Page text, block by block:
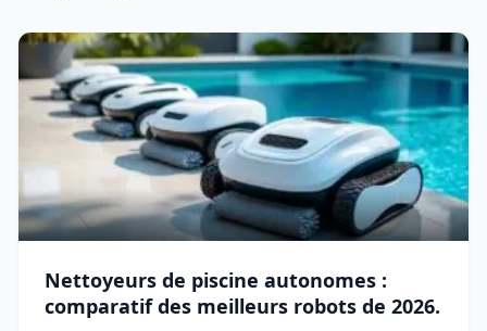
Nettoyeurs de piscine autonomes :
comparatif des meilleurs robots de 2026.